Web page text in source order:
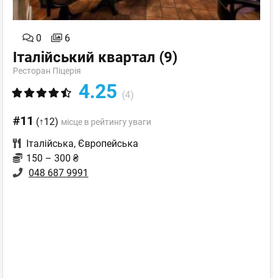
0 6
Італійський квартал (9)
Ресторан Піцерія
4.25 (4)
#11 (↑12) місце в рейтингу уваги
Італійська, Європейська
150 – 300 ₴
048 687 9991